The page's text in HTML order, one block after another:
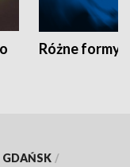
Różne formy
GDAŃSK /